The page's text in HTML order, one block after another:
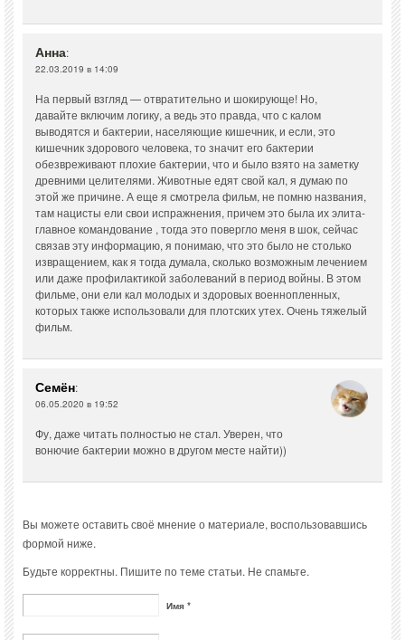
Анна:
22.03.2019 в 14:09
На первый взгляд — отвратительно и шокирующе! Но,
давайте включим логику, а ведь это правда, что с калом
выводятся и бактерии, населяющие кишечник, и если, это
кишечник здорового человека, то значит его бактерии
обезвреживают плохие бактерии, что и было взято на заметку
древними целителями. Животные едят свой кал, я думаю по
этой же причине. А еще я смотрела фильм, не помню названия,
там нацисты ели свои испражнения, причем это была их элита-
главное командование , тогда это повергло меня в шок, сейчас
связав эту информацию, я понимаю, что это было не столько
извращением, как я тогда думала, сколько возможным лечением
или даже профилактикой заболеваний в период войны. В этом
фильме, они ели кал молодых и здоровых военнопленных,
которых также использовали для плотских утех. Очень тяжелый
фильм.
Семён:
06.05.2020 в 19:52
Фу, даже читать полностью не стал. Уверен, что
вонючие бактерии можно в другом месте найти))
Вы можете оставить своё мнение о материале, воспользовавшись
формой ниже.
Будьте корректны. Пишите по теме статьи. Не спамьте.
Имя *